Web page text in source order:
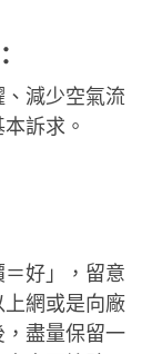
減少空氣流
訴求。
好」，留意
網或是向廠
盡量保留一